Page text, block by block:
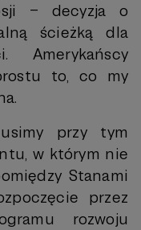
– decyzja o
ścieżką dla
Amerykańscy
to, co my
przy tym
w którym nie
Stanami
przez
rozwoju